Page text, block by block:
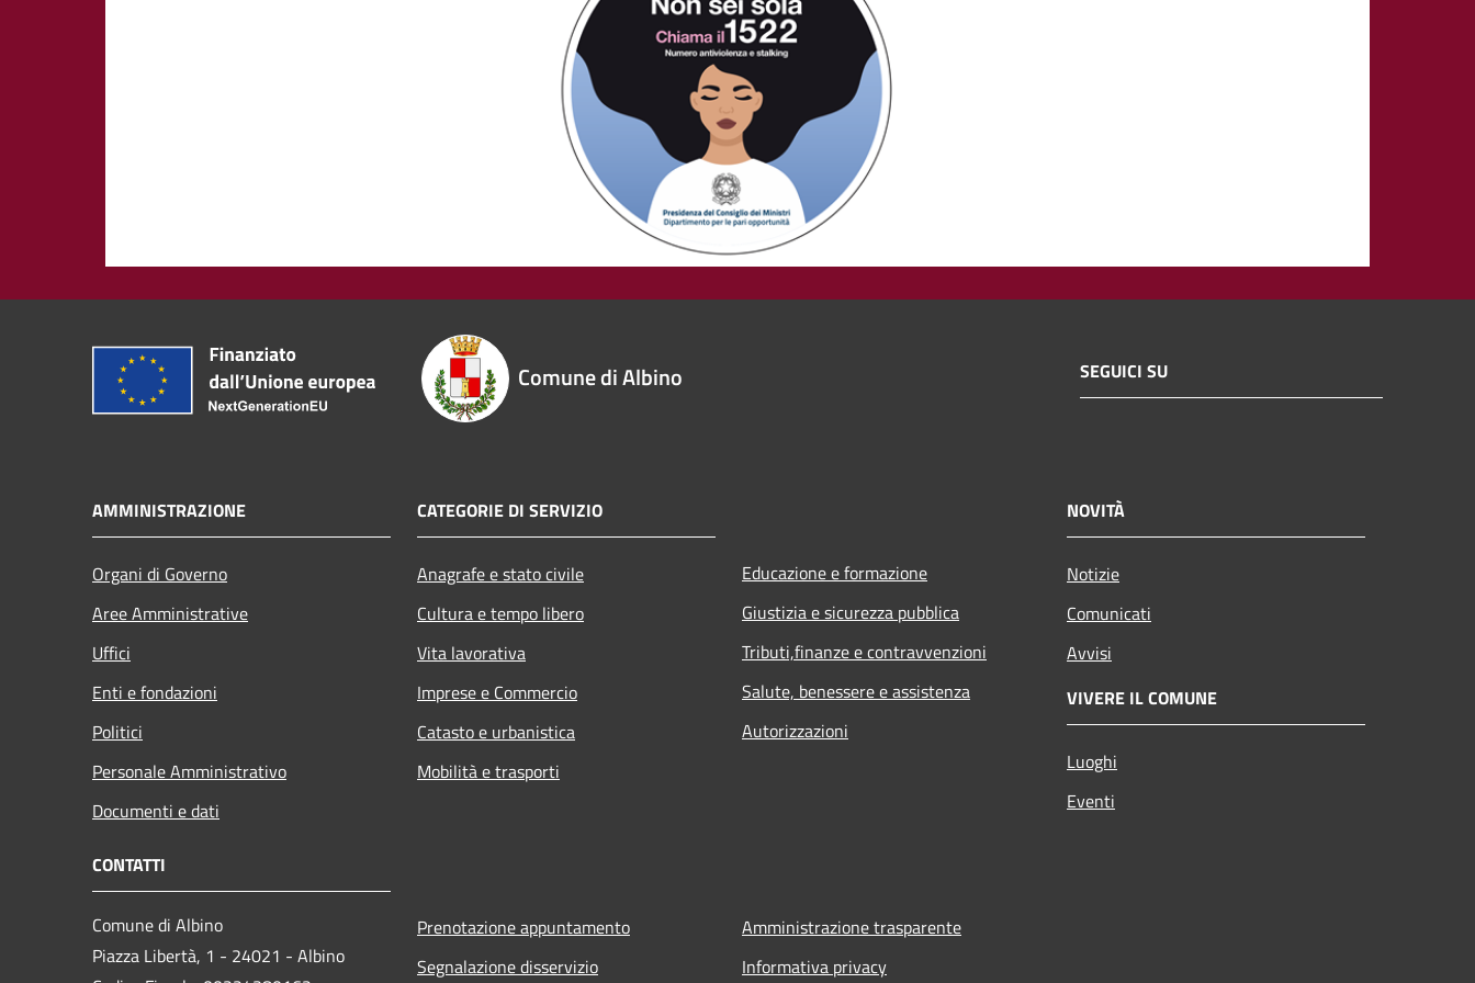
Comune di Albino SEGUICI SU
AMMINISTRAZIONE
Organi di Governo
Aree Amministrative
Uffici
Enti e fondazioni
Politici
Personale Amministrativo
Documenti e dati
CATEGORIE DI SERVIZIO
Anagrafe e stato civile
Cultura e tempo libero
Vita lavorativa
Imprese e Commercio
Catasto e urbanistica
Mobilità e trasporti
Educazione e formazione
Giustizia e sicurezza pubblica
Tributi,finanze e contravvenzioni
Salute, benessere e assistenza
Autorizzazioni
NOVITÀ
Notizie
Comunicati
Avvisi
VIVERE IL COMUNE
Luoghi
Eventi
CONTATTI
Comune di Albino
Piazza Libertà, 1 - 24021 - Albino
Prenotazione appuntamento
Segnalazione disservizio
Amministrazione trasparente
Informativa privacy